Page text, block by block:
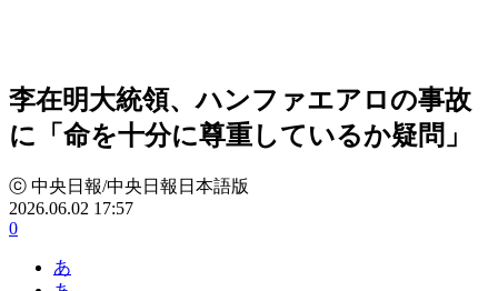
李在明大統領、ハンファエアロの事故
に「命を十分に尊重しているか疑問」
ⓒ 中央日報/中央日報日本語版
2026.06.02 17:57
0
あ